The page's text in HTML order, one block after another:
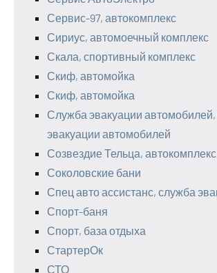
Сервис-97, автокомплекс
Сириус, автомоечный комплекс
Скала, спортивный комплекс
Скиф, автомойка
Скиф, автомойка
Служба эвакуации
эвакуации автомобилей
Созвездие Тельца, автокомплекс
Соколовские бани
Спец авто ассистанс, служба
Спорт-баня
Спорт, база отдыха
СтартерОк
СТО